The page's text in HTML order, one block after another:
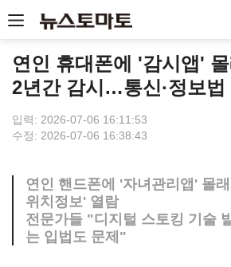
연인 휴대폰에 '감시앱'
2년간 감시…통신·정보
입력: 2026-07-06 16:11:53
수정: 2026-07-06 16:38:43
연인 핸드폰에 '자녀관리앱' 몰래
위치정보' 열람
전문가들 "디지털 스토킹 기술
는 입법도 문제"